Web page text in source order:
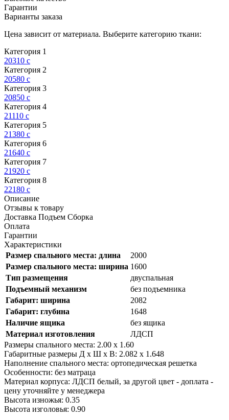
Гарантии
Варианты заказа
Цена зависит от материала. Выберите категорию ткани:
Категория 1
20310 c
Категория 2
20580 c
Категория 3
20850 c
Категория 4
21110 c
Категория 5
21380 c
Категория 6
21640 c
Категория 7
21920 c
Категория 8
22180 c
Описание
Отзывы к товару
Доставка Подъем Сборка
Оплата
Гарантии
Характеристики
Размер спального места: длина
2000
Размер спального места: ширина 1600
Тип размещения
двуспальная
Подъемный механизм
без подъемника
Габарит: ширина
2082
Габарит: глубина
1648
Наличие ящика
без ящика
Материал изготовления
ЛДСП
Размеры спального места: 2.00 x 1.60
Габаритные размеры Д х Ш х В: 2.082 x 1.648
Наполнение спального места: ортопедическая решетка
Особенности: без матраца
Материал корпуса: ЛДСП белый, за другой цвет - доплата -
цену уточняйте у менеджера
Высота изножья: 0.35
Высота изголовья: 0.90